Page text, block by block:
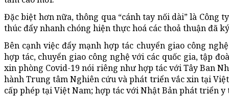
Đặc biệt hơn nữa, thông qua “cánh tay nối dài” là Công
thúc đẩy nhanh chóng hiện thực hoá các thoả thuận đã
Bên cạnh việc đẩy mạnh hợp tác chuyển giao công
hợp tác, chuyển giao công nghệ với các quốc gia, tập
xin phòng Covid-19 nói riêng như hợp tác với Tây Ban
hành Trung tâm Nghiên cứu và phát triển vắc xin tại
cấp phép tại Việt Nam; hợp tác với Nhật Bản phát triển